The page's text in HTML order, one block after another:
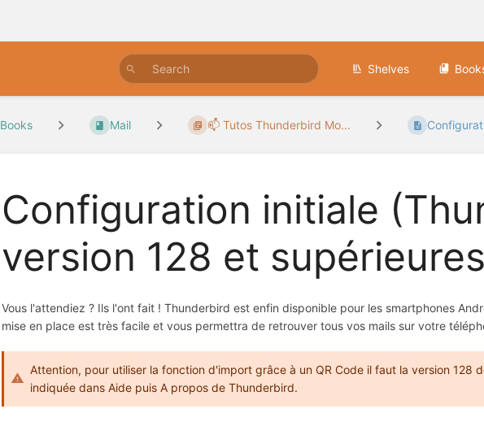
Shelves
Books Mail 📫 Tutos Thunderbird Mo...
Configuration initiale
version 128 et
Vous l'attendiez ? Ils l'ont fait ! Thunderbird est enfin disponible pour les smartphones
mise en place est très facile et vous permettra de retrouver tous vos mails sur votre
Attention, pour utiliser la fonction d'import grâce à un QR Code il faut la version 128
indiquée dans Aide puis A propos de Thunderbird.